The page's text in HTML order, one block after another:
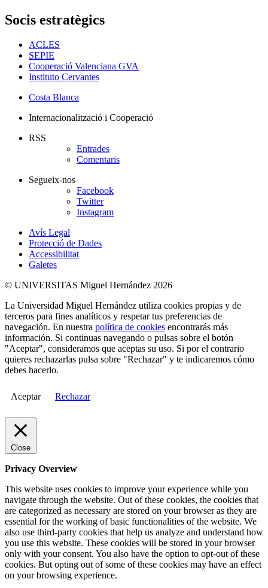
Socis estratègics
ACLES
SEPIE
Cooperació Valenciana GVA
Instituto Cervantes
Costa Blanca
Internacionalització i Cooperació
RSS
Entrades
Comentaris
Segueix-nos
Facebook
Twitter
Instagram
Avís Legal
Protecció de Dades
Accessibilitat
Galetes
© UNIVERSITAS Miguel Hernández 2026
La Universidad Miguel Hernández utiliza cookies propias y de
terceros para fines analíticos y respetar tus preferencias de
navegación. En nuestra política de cookies encontrarás más
información. Si continuas navegando o pulsas sobre el botón
"Aceptar", consideramos que aceptas su uso. Si por el contrario
quieres rechazarlas pulsa sobre "Rechazar" y te indicaremos cómo
debes hacerlo.
Aceptar Rechazar
Close
Privacy Overview
This website uses cookies to improve your experience while you
navigate through the website. Out of these cookies, the cookies that
are categorized as necessary are stored on your browser as they are
essential for the working of basic functionalities of the website. We
also use third-party cookies that help us analyze and understand how
you use this website. These cookies will be stored in your browser
only with your consent. You also have the option to opt-out of these
cookies. But opting out of some of these cookies may have an effect
on your browsing experience.